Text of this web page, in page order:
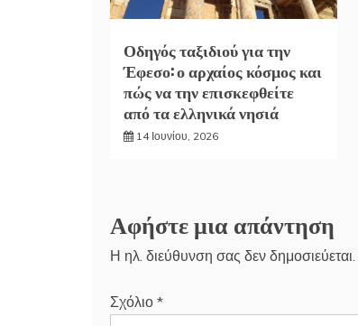
Οδηγός ταξιδιού για την
Έφεσο: ο αρχαίος κόσμος και
πώς να την επισκεφθείτε
από τα ελληνικά νησιά
14 Ιουνίου, 2026
Αφήστε μια απάντηση
Η ηλ. διεύθυνση σας δεν δημοσιεύεται.
Σχόλιο *